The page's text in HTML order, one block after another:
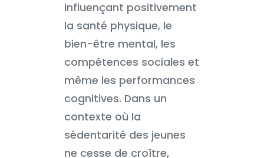
influençant positivement
la santé physique, le
bien-être mental, les
compétences sociales et
même les performances
cognitives. Dans un
contexte où la
sédentarité des jeunes
ne cesse de croître,